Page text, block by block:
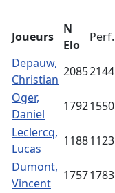
Joueurs
N
Elo
Perf.
Depauw,
Christian
20852144
Oger,
Daniel
17921550
Leclercq,
Lucas
11881123
Dumont,
Vincent
17571783